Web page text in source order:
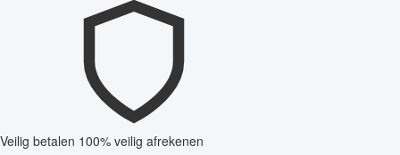
Veilig betalen 100% veilig afrekenen